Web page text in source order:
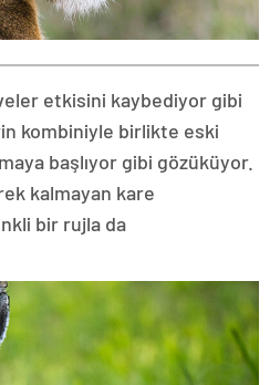
etkisini kaybediyor gibi
kombiniyle birlikte eski
başlıyor gibi gözüküyor.
kalmayan kare
bir rujla da